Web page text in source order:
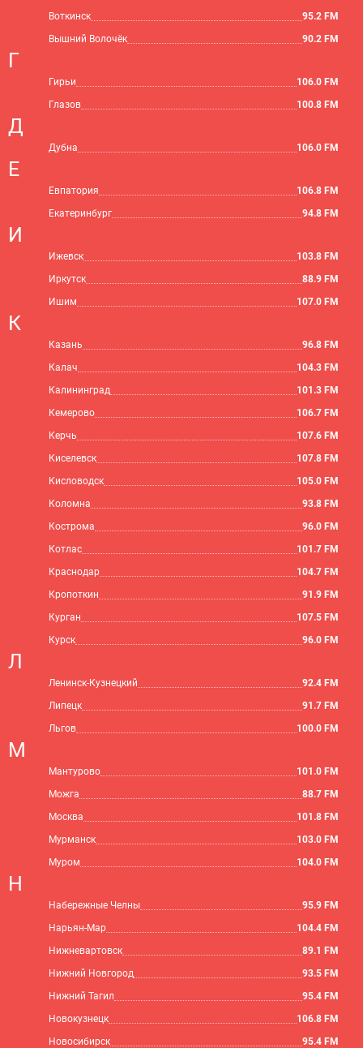
Воткинск
95.2 FM
Вышний Волочёк
90.2 FM
Г
Гирьи
106.0 FM
Глазов
100.8 FM
Д
Дубна 106.0 FM
Е
Евпатория
106.8 FM
Екатеринбург
94.8 FM
И
Ижевск
103.8 FM
Иркутск
88.9 FM
Ишим
107.0 FM
К
Казань
96.8 FM
Калач
104.3 FM
Калининград
101.3 FM
Кемерово
106.7 FM
Керчь
107.6 FM
Киселевск
107.8 FM
Кисловодск
105.0 FM
Коломна
93.8 FM
Кострома
96.0 FM
Котлас
101.7 FM
Краснодар
104.7 FM
Кропоткин
91.9 FM
Курган
107.5 FM
Курск
96.0 FM
Л
Ленинск-Кузнецкий
92.4 FM
Липецк
91.7 FM
Льгов
100.0 FM
М
Мантурово
101.0 FM
Можга
88.7 FM
Москва
101.8 FM
Мурманск
103.0 FM
Муром
104.0 FM
Н
Набережные Челны
95.9 FM
Нарьян-Мар
104.4 FM
Нижневартовск
89.1 FM
Нижний Новгород
93.5 FM
Нижний Тагил
95.4 FM
Новокузнецк
106.8 FM
Новосибирск
95.4 FM